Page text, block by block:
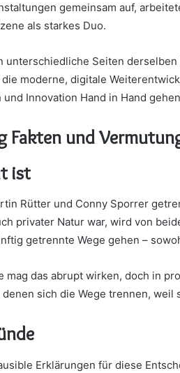
gemeinsam auf,
als starkes Duo.
unterschiedliche Seiten
moderne, digitale
Innovation Hand in Hand
Fakten und
ist
Rütter und Conny Sporrer
privater Natur war, wird von
getrennte Wege gehen –
mag das abrupt wirken, doch in
denen sich die Wege trennen,
Erklärungen für diese